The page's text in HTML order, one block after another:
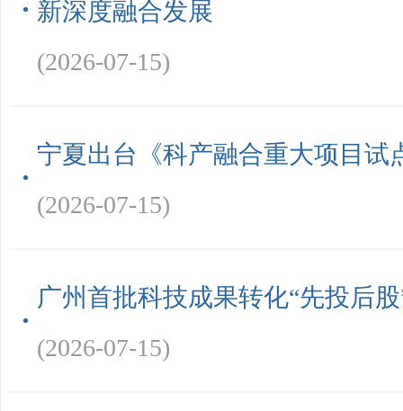
新深度融合发展
(2026-07-15)
宁夏出台《科产融合重大项目试
(2026-07-15)
广州首批科技成果转化“先投后
(2026-07-15)